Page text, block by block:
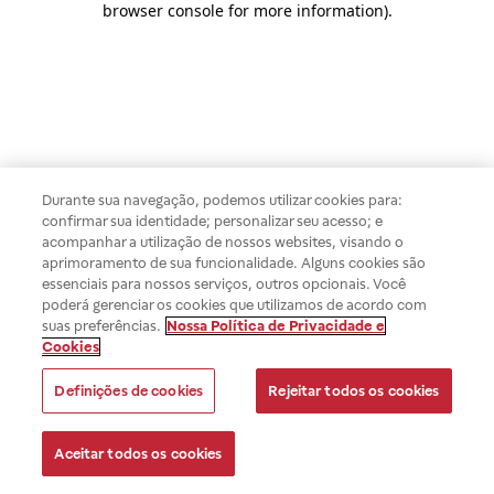
browser console for more information).
Durante sua navegação, podemos utilizar cookies para:
confirmar sua identidade; personalizar seu acesso; e
acompanhar a utilização de nossos websites, visando o
aprimoramento de sua funcionalidade. Alguns cookies são
essenciais para nossos serviços, outros opcionais. Você
poderá gerenciar os cookies que utilizamos de acordo com
suas preferências. Nossa Política de Privacidade e
Cookies
Definições de cookies Rejeitar todos os cookies
Aceitar todos os cookies